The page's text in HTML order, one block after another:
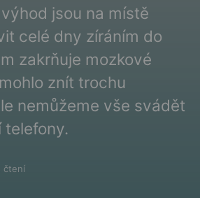
jsou na místě
celé dny zíráním do
zakrňuje mozkové
znít trochu
nemůžeme vše svádět
telefony.
čtení